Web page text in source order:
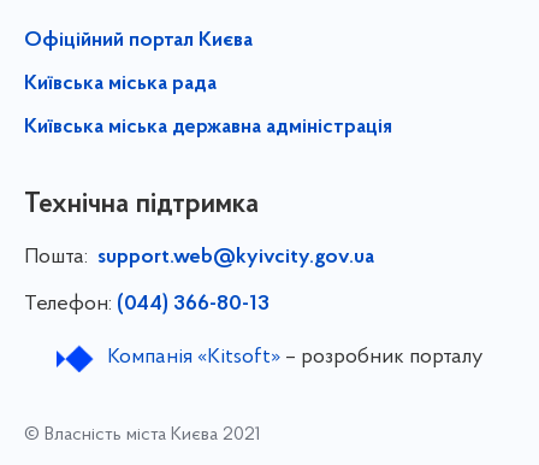
Офіційний портал Києва
Київська міська рада
Київська міська державна адміністрація
Технічна підтримка
Пошта: support.web@kyivcity.gov.ua
Телефон: (044) 366-80-13
Компанія «Kitsoft»– розробник порталу
© Власність міста Києва 2021